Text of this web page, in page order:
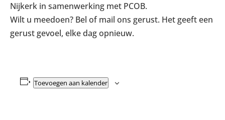
Nijkerk in samenwerking met PCOB.
Wilt u meedoen? Bel of mail ons gerust. Het geeft een
gerust gevoel, elke dag opnieuw.
Toevoegen aan kalender